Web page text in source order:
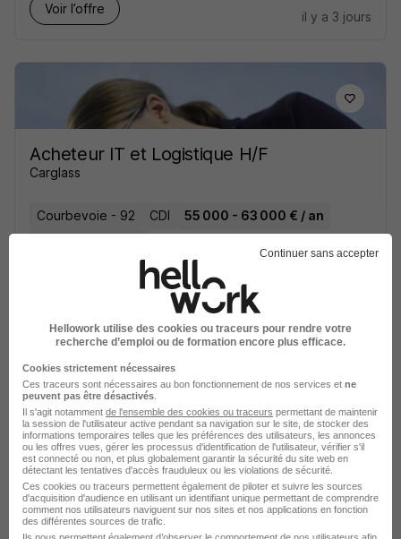
Voir l’offre
il y a 3 jours
Acheteur IT et Logistique H/F
Carglass
Courbevoie - 92 CDI
55 000 - 63 000 € / an
Acheteur Hors Production Outillages
et Moyens Spécifiques H/F
Safran
Malakoff - 92 CDI
Continuer sans accepter
Hellowork utilise des cookies ou traceurs pour rendre votre
recherche d’emploi ou de formation encore plus efficace.
Cookies strictement nécessaires
Ces traceurs sont nécessaires au bon fonctionnement de nos services et ne
peuvent pas être désactivés
Il s'agit notamment de l'ensemble des cookies ou traceurs permettant de maintenir
la session de l'utilisateur active pendant sa navigation sur le site, de stocker des
informations temporaires telles que les préférences des utilisateurs, les annonces
ou les offres vues, gérer les processus d'identification de l'utilisateur, vérifier s'il
est connecté ou non, et plus globalement garantir la sécurité du site web en
détectant les tentatives d'accès frauduleux ou les violations de sécurité.
Ces cookies ou traceurs permettent également de piloter et suivre les sources
d'acquisition d'audience en utilisant un identifiant unique permettant de comprendre
comment nos utilisateurs naviguent sur nos sites et nos applications en fonction
des différentes sources de trafic.